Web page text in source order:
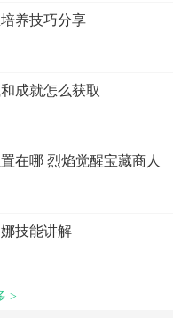
养技巧分享
成就怎么获取
在哪 烈焰觉醒宝藏商人
技能讲解
>